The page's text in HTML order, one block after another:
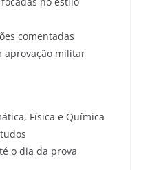
comentadas
aprovação militar
Física e Química
o dia da prova